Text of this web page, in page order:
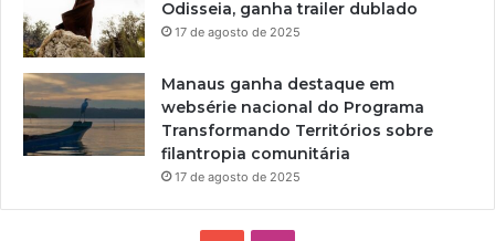
Odisseia, ganha trailer dublado
17 de agosto de 2025
Manaus ganha destaque em
websérie nacional do Programa
Transformando Territórios sobre
filantropia comunitária
17 de agosto de 2025